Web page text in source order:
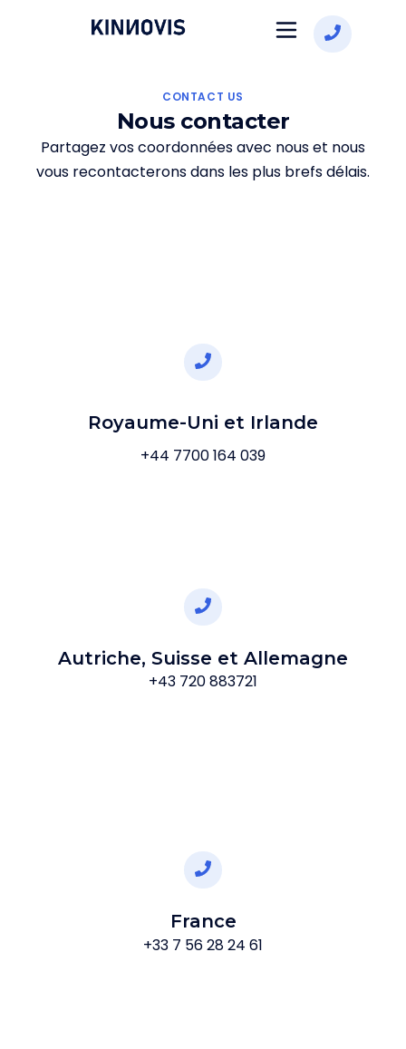
CONTACT US
Nous contacter
Partagez vos coordonnées avec nous et nous
vous recontacterons dans les plus brefs délais.
Royaume-Uni et Irlande
+44 7700 164 039
Autriche, Suisse et Allemagne
+43 720 883721
France
+33 7 56 28 24 61